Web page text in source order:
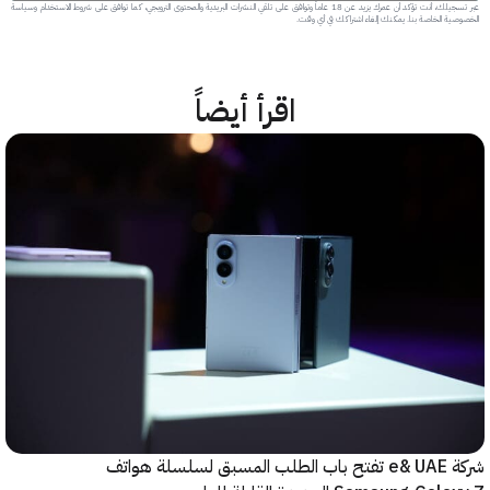
عبر تسجيلك، أنت تؤكد أن عمرك يزيد عن 18 عاماً وتوافق على تلقي النشرات البريدية والمحتوى الترويجي، كما توافق على شروط الاستخدام وسياسة
الخاصة بنا. يمكنك إلغاء اشتراكك في أي وقت.
اقرأ أيضاً
شركة e& UAE تفتح باب الطلب المسبق لسلسلة هواتف